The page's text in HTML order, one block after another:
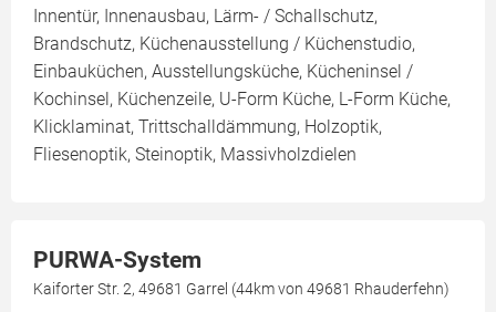
Innentür, Innenausbau, Lärm- / Schallschutz,
Brandschutz, Küchenausstellung / Küchenstudio,
Einbauküchen, Ausstellungsküche, Kücheninsel /
Kochinsel, Küchenzeile, U-Form Küche, L-Form Küche,
Klicklaminat, Trittschalldämmung, Holzoptik,
Fliesenoptik, Steinoptik, Massivholzdielen
PURWA-System
Kaiforter Str. 2, 49681 Garrel (44km von 49681 Rhauderfehn)